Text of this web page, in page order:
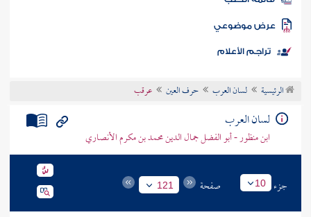
الكتب
موضوعي
تراجم الأعلام
الرئيسية لسان العرب حرف العين عرقب
لسان العرب
ابن منظور - أبو الفضل جمال الدين محمد بن مكرم الأنصاري
جزء 10 صفحة 121